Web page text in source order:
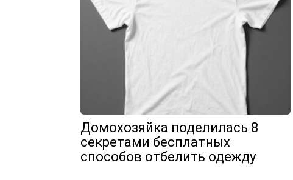
Домохозяйка поделилась 8
секретами бесплатных
способов отбелить одежду